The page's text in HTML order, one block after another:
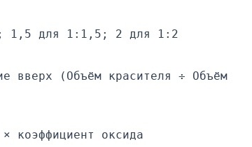
1,5 для 1:1,5; 2 для 1:2
вверх (Объём красителя ÷ Объём
коэффициент оксида